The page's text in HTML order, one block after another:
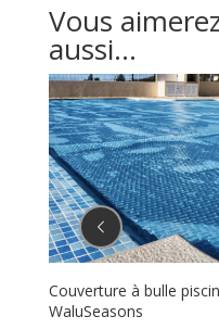
Vous
aussi...
Couverture à bulle
WaluSeasons